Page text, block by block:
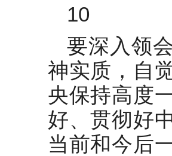
10
要深入领
神实质，自
央保持高度
好、贯彻好
当前和今后